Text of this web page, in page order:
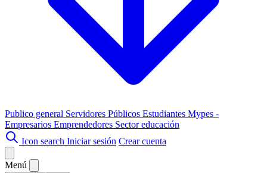
Publico general Servidores Públicos Estudiantes Mypes -
Empresarios Emprendedores Sector educación
Icon search Iniciar sesión Crear cuenta
Menú